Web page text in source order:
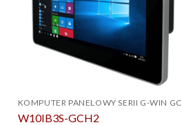
KOMPUTER PANELOWY SERII G-WIN GC
W10IB3S-GCH2